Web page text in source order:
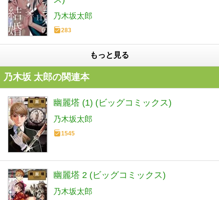
乃木坂太郎
283
もっと見る
乃木坂 太郎の関連本
幽麗塔 (1) (ビッグコミックス)
乃木坂太郎
1545
幽麗塔 2 (ビッグコミックス)
乃木坂太郎